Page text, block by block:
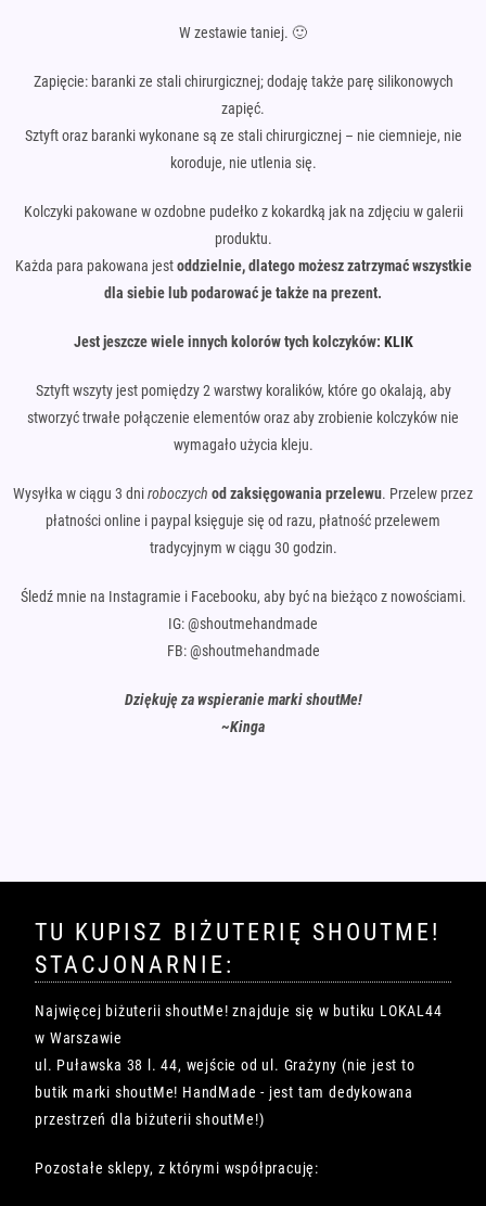
W zestawie taniej. 🙂
Zapięcie: baranki ze stali chirurgicznej; dodaję także parę silikonowych
zapięć.
Sztyft oraz baranki wykonane są ze stali chirurgicznej – nie ciemnieje, nie
koroduje, nie utlenia się.
Kolczyki pakowane w ozdobne pudełko z kokardką jak na zdjęciu w galerii
produktu.
Każda para pakowana jestoddzielnie, dlatego możesz zatrzymać wszystkie
dla siebie lub podarować je także na prezent.
Jest jeszcze wiele innych kolorów tych kolczyków: KLIK
Sztyft wszyty jest pomiędzy 2 warstwy koralików, które go okalają, aby
stworzyć trwałe połączenie elementów oraz aby zrobienie kolczyków nie
wymagało użycia kleju.
Wysyłka w ciągu 3 dniroboczych od zaksięgowania przelewu. Przelew przez
płatności online i paypal księguje się od razu, płatność przelewem
tradycyjnym w ciągu 30 godzin.
Śledź mnie na Instagramie i Facebooku, aby być na bieżąco z nowościami.
IG: @shoutmehandmade
FB: @shoutmehandmade
Dziękuję za wspieranie marki shoutMe!
~Kinga
TU KUPISZ BIŻUTERIĘ SHOUTME!
STACJONARNIE:
Najwięcej biżuterii shoutMe! znajduje się w butiku LOKAL44
w Warszawie
ul. Puławska 38 l. 44, wejście od ul. Grażyny (nie jest to
butik marki shoutMe! HandMade - jest tam dedykowana
przestrzeń dla biżuterii shoutMe!)
Pozostałe sklepy, z którymi współpracuję: